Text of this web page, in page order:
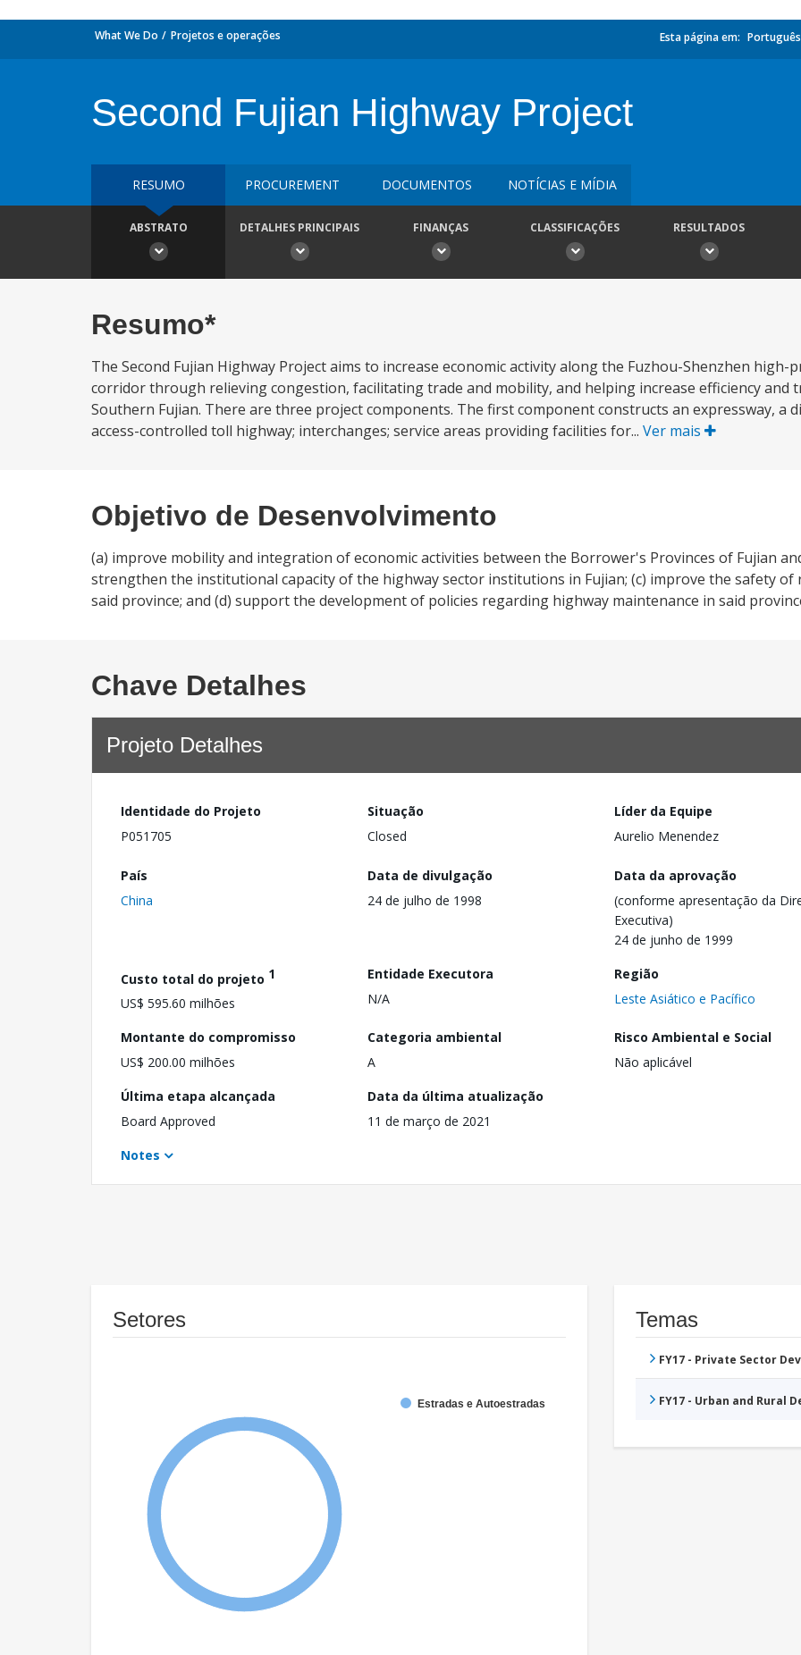
What We Do Projetos e operações Esta página em: Português
Second Fujian Highway Project
RESUMO PROCUREMENT DOCUMENTOS NOTÍCIAS E MÍDIA
ABSTRATO DETALHES PRINCIPAIS FINANÇAS CLASSIFICAÇÕES RESULTADOS
Resumo*
The Second Fujian Highway Project aims to increase economic activity along the Fuzhou-Shenzhen
corridor through relieving congestion, facilitating trade and mobility, and helping increase efficiency and
Southern Fujian. There are three project components. The first component constructs an expressway, a
access-controlled toll highway; interchanges; service areas providing facilities for... Ver mais
Objetivo de Desenvolvimento
(a) improve mobility and integration of economic activities between the Borrower's Provinces of Fujian
strengthen the institutional capacity of the highway sector institutions in Fujian; (c) improve the safety
said province; and (d) support the development of policies regarding highway maintenance in said
Chave Detalhes
Projeto Detalhes
Identidade do Projeto
P051705
Situação
Closed
Líder da Equipe
Aurelio Menendez
País
China
Data de divulgação
24 de julho de 1998
Data da aprovação
(conforme apresentação da
Executiva)
24 de junho de 1999
Custo total do projeto 1
US$ 595.60 milhões
Entidade Executora
N/A
Região
Leste Asiático e Pacífico
Montante do compromisso
US$ 200.00 milhões
Categoria ambiental
A
Risco Ambiental e Social
Não aplicável
Última etapa alcançada
Board Approved
Data da última atualização
11 de março de 2021
Notes
Setores
Estradas e Autoestradas
Temas
FY17 - Private Sector
FY17 - Urban and Rural